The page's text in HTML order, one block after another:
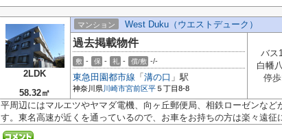
2LDK
58.32㎡
マンション West Duku（ウエストデューク）
過去掲載物件
敷 - 保 - 礼 - 償/敷 -/-
東急田園都市線 「 溝の口 」駅
神奈川県川崎市宮前区平 ５丁目8-8
バス
白幡
停
平周辺にはマルエツやヤマダ電機、向ヶ丘郵便局、相鉄ローゼンなど
す。東名高速が近くを通っているので、お車をお持ちの方は楽々遠征